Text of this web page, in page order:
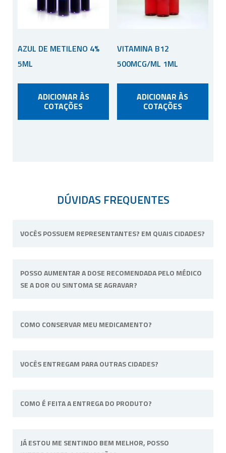
AZUL DE METILENO 4%
5ML
ADICIONAR ÀS
COTAÇÕES
VITAMINA B12
500MCG/ML 1ML
ADICIONAR ÀS
COTAÇÕES
DÚVIDAS FREQUENTES
VOCÊS POSSUEM REPRESENTANTES? EM QUAIS CIDADES?
unidade física fica situada em Ribeirão Preto,
interior de São Paulo.
POSSO AUMENTAR A DOSE RECOMENDADA PELO MÉDICO
SE A DOR OU SINTOMA SE AGRAVAR?
acompanha para alterar a dose ou posologia
COMO CONSERVAR MEU MEDICAMENTO?
a fórmula tiver uma necessidade específica irá
VOCÊS ENTREGAM PARA OUTRAS CIDADES?
do território nacional.
COMO É FEITA A ENTREGA DO PRODUTO?
Correios(Sedex e PAC) ou via
JÁ ESTOU ME SENTINDO BEM MELHOR, POSSO